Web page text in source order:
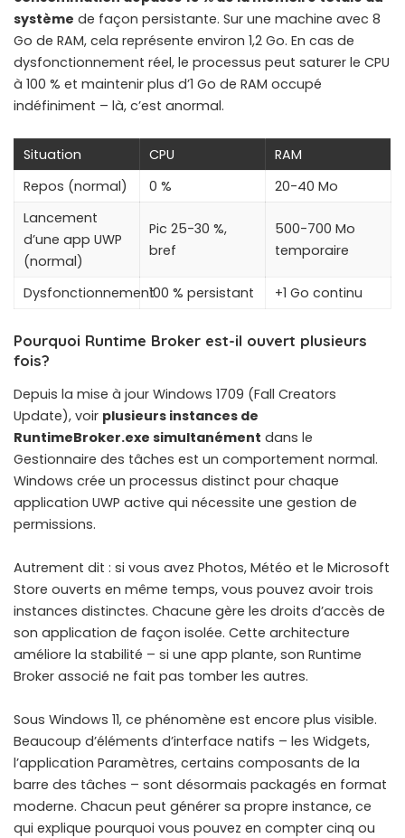
système de façon persistante. Sur une machine avec 8
Go de RAM, cela représente environ 1,2 Go. En cas de
dysfonctionnement réel, le processus peut saturer le CPU
à 100 % et maintenir plus d’1 Go de RAM occupé
indéfiniment – là, c’est anormal.
Situation CPU
RAM
Repos (normal)
0 %
20-40 Mo
Lancement
d’une app UWP
(normal)
Pic 25-30 %,
bref
500-700 Mo
temporaire
Dysfonctionnement100 % persistant +1 Go continu
Pourquoi Runtime Broker est-il ouvert plusieurs
fois?
Depuis la mise à jour Windows 1709 (Fall Creators
Update), voir plusieurs instances de
RuntimeBroker.exe simultanément dans le
Gestionnaire des tâches est un comportement normal.
Windows crée un processus distinct pour chaque
application UWP active qui nécessite une gestion de
permissions.
Autrement dit : si vous avez Photos, Météo et le Microsoft
Store ouverts en même temps, vous pouvez avoir trois
instances distinctes. Chacune gère les droits d’accès de
son application de façon isolée. Cette architecture
améliore la stabilité – si une app plante, son Runtime
Broker associé ne fait pas tomber les autres.
Sous Windows 11, ce phénomène est encore plus visible.
Beaucoup d’éléments d’interface natifs – les Widgets,
l’application Paramètres, certains composants de la
barre des tâches – sont désormais packagés en format
moderne. Chacun peut générer sa propre instance, ce
qui explique pourquoi vous pouvez en compter cinq ou